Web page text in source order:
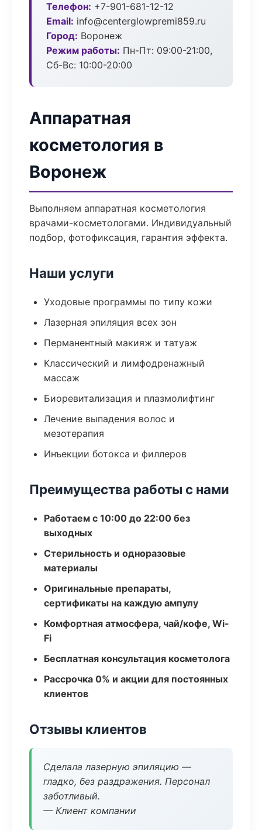
Телефон: +7-901-681-12-12
Email: info@centerglowpremi859.ru
Город: Воронеж
Режим работы: Пн-Пт: 09:00-21:00,
Сб-Вс: 10:00-20:00
Аппаратная
косметология в
Воронеж
Выполняем аппаратная косметология
врачами-косметологами. Индивидуальный
подбор, фотофиксация, гарантия эффекта.
Наши услуги
Уходовые программы по типу кожи
Лазерная эпиляция всех зон
Перманентный макияж и татуаж
Классический и лимфодренажный
массаж
Биоревитализация и плазмолифтинг
Лечение выпадения волос и
мезотерапия
Инъекции ботокса и филлеров
Преимущества работы с нами
Работаем с 10:00 до 22:00 без
выходных
Стерильность и одноразовые
материалы
Оригинальные препараты,
сертификаты на каждую ампулу
Комфортная атмосфера, чай/кофе, Wi-
Fi
Бесплатная консультация косметолога
Рассрочка 0% и акции для постоянных
клиентов
Отзывы клиентов
Сделала лазерную эпиляцию —
гладко, без раздражения. Персонал
заботливый.
— Клиент компании